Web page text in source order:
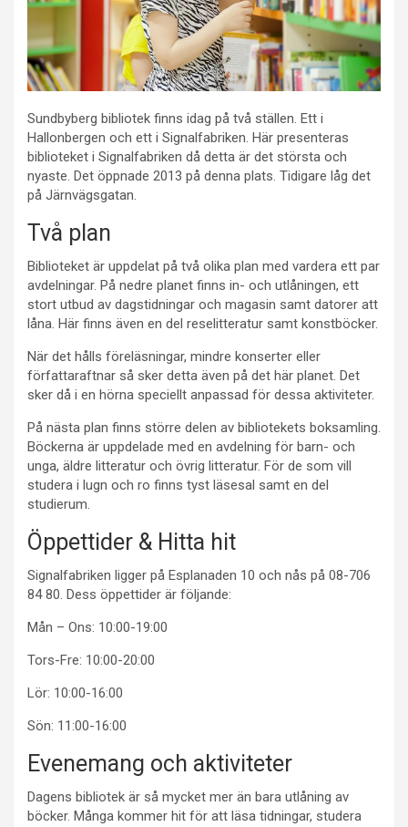
Sundbyberg bibliotek finns idag på två ställen. Ett i
Hallonbergen och ett i Signalfabriken. Här presenteras
biblioteket i Signalfabriken då detta är det största och
nyaste. Det öppnade 2013 på denna plats. Tidigare låg det
på Järnvägsgatan.
Två plan
Biblioteket är uppdelat på två olika plan med vardera ett par
avdelningar. På nedre planet finns in- och utlåningen, ett
stort utbud av dagstidningar och magasin samt datorer att
låna. Här finns även en del reselitteratur samt konstböcker.
När det hålls föreläsningar, mindre konserter eller
författaraftnar så sker detta även på det här planet. Det
sker då i en hörna speciellt anpassad för dessa aktiviteter.
På nästa plan finns större delen av bibliotekets boksamling.
Böckerna är uppdelade med en avdelning för barn- och
unga, äldre litteratur och övrig litteratur. För de som vill
studera i lugn och ro finns tyst läsesal samt en del
studierum.
Öppettider & Hitta hit
Signalfabriken ligger på Esplanaden 10 och nås på 08-706
84 80. Dess öppettider är följande:
Mån – Ons: 10:00-19:00
Tors-Fre: 10:00-20:00
Lör: 10:00-16:00
Sön: 11:00-16:00
Evenemang och aktiviteter
Dagens bibliotek är så mycket mer än bara utlåning av
böcker. Många kommer hit för att läsa tidningar, studera